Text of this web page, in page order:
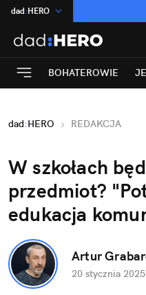
dad:HERO
:Temat
INN:Poland
ASZ:dziennik
Rozrywka
BOHATEROWIE
dad:HERO REDAKCJA
W szkołach
przedmiot?
edukacja
Artur
20 stycznia